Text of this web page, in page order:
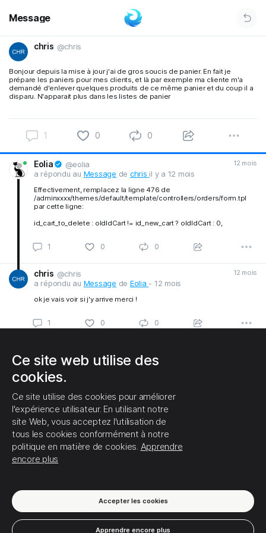
Message
chris @chris
Bonjour depuis la mise à jour j'ai de gros soucis de panier. En fait je
prépare les paniers pour mes clients, et là par exemple ma cliente m'a
demandé d'enlever quelques produits de ce même panier et du coup il a
disparu. N'apparait plus dans les listes de panier
1 0 0
Eolia @eolia 12 mois
a répondu au Message de chris il y a 12 mois
Effectivement, remplacez la ligne 476 de
/adminxxxx/themes/default/template/controllers/orders/form.tpl
par cette ligne:
id_cart_to_delete : oldIdCart != id_new_cart ? oldIdCart : 0,
1
chris @chris 12 mois
a répondu au Message de Eolia - 12 mois
ok je vais voir si j'y arrive merci !
1 0
Ce site web utilise des
cookies.
Ce site utilise des cookies pour améliorer
l'expérience utilisateur. En utilisant notre
site Web, vous acceptez l'utilisation de
tous les cookies conformément à notre
politique en matière de cookies. Apprendre
encore plus
Accepter les cookies
Apprendre encore plus